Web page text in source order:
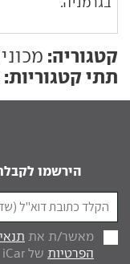
קטגוריה:
תתי קטגוריות:
הירשמו
מאשר/ת את
הפרטיות